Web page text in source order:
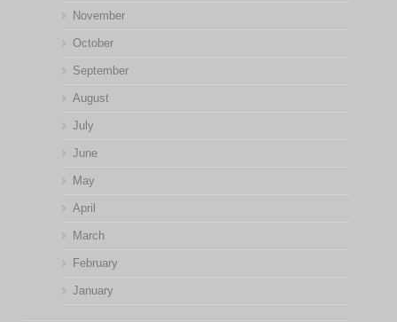
November
October
September
August
July
June
May
April
March
February
January